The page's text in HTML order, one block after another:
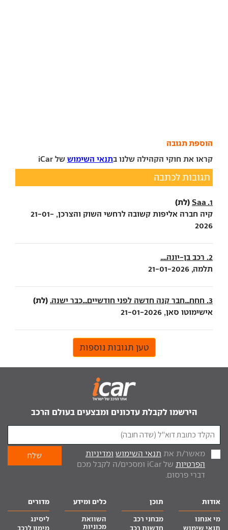
הוספת תגובה
קראו את חוקי הקהילה שלנו בתנאי השימוש של iCar
תגובות לכתבה
1. Saa (לת)
קיה חברה אליפות קשובה לרחשי השוק והצרכן, 21-01-
2026
2. רכב בן-יונה....
תלמה, 21-01-2026
3. חחח...חבר קנה חדשה לפני חודשיים...כבר ישנה. (לת)
אישימוטו סאן, 21-01-2026
טען תגובות נוספות
הירשמו לקבלת עדכונים ומבצעים בעולם הרכב
מאשר/ת את תנאי השימוש ומדיניות
הפרטיות
של iCar ומסכים/ה לקבל מכם
דברי פרסום.
אודות
מי אנחנו
תנאי שימוש
תוכן
מבחני רכב
חדשות רכב
כלים ומידע
השוואת
מכוניות
מדורים
ליסינג
מימון לרכב